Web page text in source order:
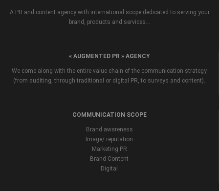
A PR and content agency with international scope dedicated to serving your
brand, products and services...
« AUGMENTED PR » AGENCY
We come along with the entire value chain of the communication strategy
(from auditing, through traditional or digital PR, to surveys and content).
COMMUNICATION SCOPE
Brand awareness
Image/ reputation
Marketing PR
Brand Content
Digital